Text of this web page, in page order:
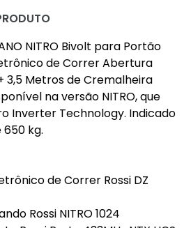
NITRO Bivolt para Portão
de Correr Abertura
3,5 Metros de Cremalheira
na versão NITRO, que
Inverter Technology. Indicado
kg.
de Correr Rossi DZ
Rossi NITRO 1024